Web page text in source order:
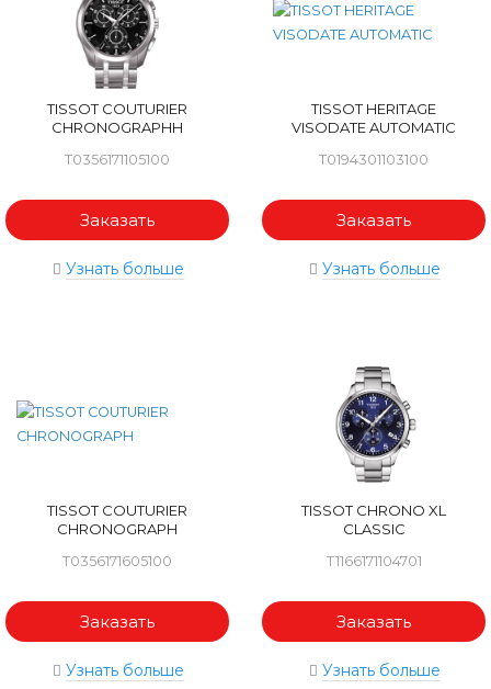
TISSOT COUTURIER
CHRONOGRAPHH
T0356171105100
Заказать
Узнать больше
TISSOT HERITAGE
VISODATE AUTOMATIC
T0194301103100
Заказать
Узнать больше
TISSOT COUTURIER
CHRONOGRAPH
T0356171605100
Заказать
Узнать больше
TISSOT CHRONO XL
CLASSIC
T1166171104701
Заказать
Узнать больше